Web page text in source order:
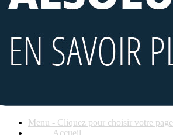
Menu - Cliquez pour choisir votre page
Accueil